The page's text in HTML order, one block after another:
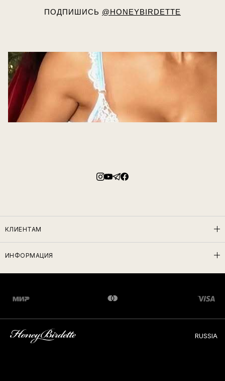
ПОДПИШИСЬ @HONEYBIRDETTE
КЛИЕНТАМ
ИНФОРМАЦИЯ
RUSSIA